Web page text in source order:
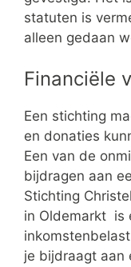
statuten is
alleen gedaan
Financiële
Een stichting
en donaties
Een van de
bijdragen aan
Stichting
in Oldemarkt is
je bijdraagt aan